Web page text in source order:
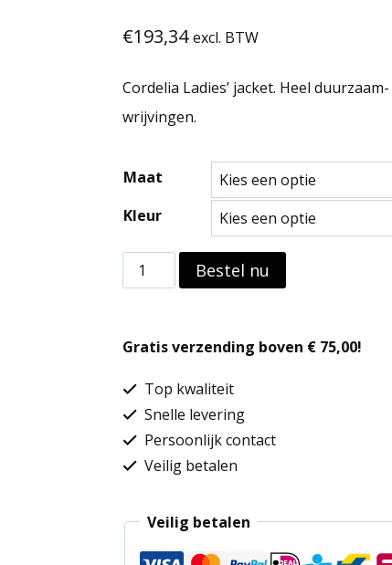
€193,34 excl. BTW
Cordelia Ladies’ jacket. Heel
wrijvingen.
Maat
Kleur
Cordelia
Ladies'
aantal
Bestel nu
Gratis verzending boven € 75,00!
Top kwaliteit
Snelle levering
Persoonlijk contact
Veilig betalen
Veilig betalen